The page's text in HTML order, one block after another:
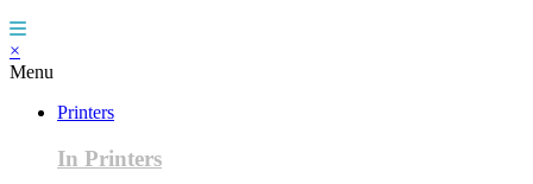
×
Menu
Printers
In Printers